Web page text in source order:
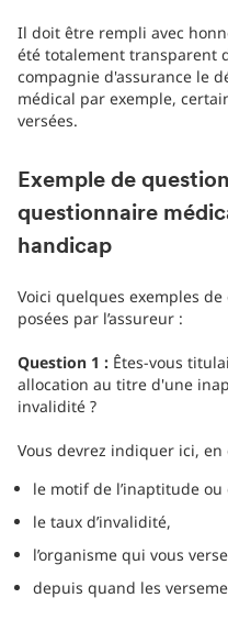
Il doit être rempli avec
été totalement transparent
compagnie d'assurance le
médical par exemple,
versées.
Exemple de
questionnaire
handicap
Voici quelques exemples
posées par l’assureur :
Question 1 : Êtes-vous
allocation au titre d'une
invalidité ?
Vous devrez indiquer ici,
le motif de l’inaptitude ou
le taux d’invalidité,
l’organisme qui vous
depuis quand les